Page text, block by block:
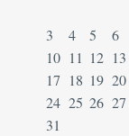
3
4 5 6
10 11 12 13
17 18 19 20
24 25 26 27
31